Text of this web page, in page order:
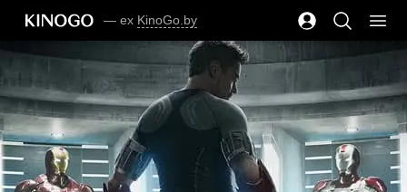
— ex KinoGo.by